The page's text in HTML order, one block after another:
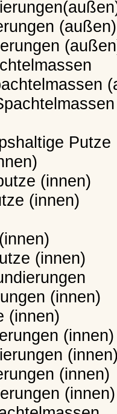
(außen)
Putze
(innen)
(innen)
(innen)
(innen)
(innen)
(innen)
(innen)
(innen)